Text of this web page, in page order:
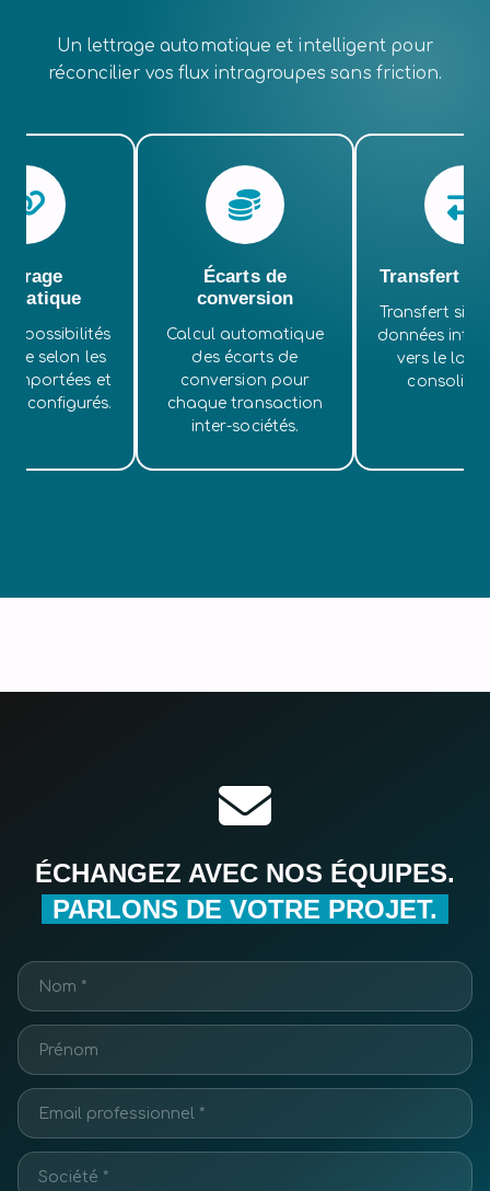
Un lettrage automatique et intelligent pour
réconcilier vos flux intragroupes sans friction.
possibilités
selon les
importées et
configurés.
Écarts de
conversion
Calcul automatique
des écarts de
conversion pour
chaque transaction
inter-sociétés.
Transfert
Transfert
données
vers le
ÉCHANGEZ AVEC NOS ÉQUIPES.
PARLONS DE VOTRE PROJET.